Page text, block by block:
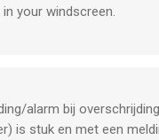
your windscreen.
alarm bij
is stuk en met een